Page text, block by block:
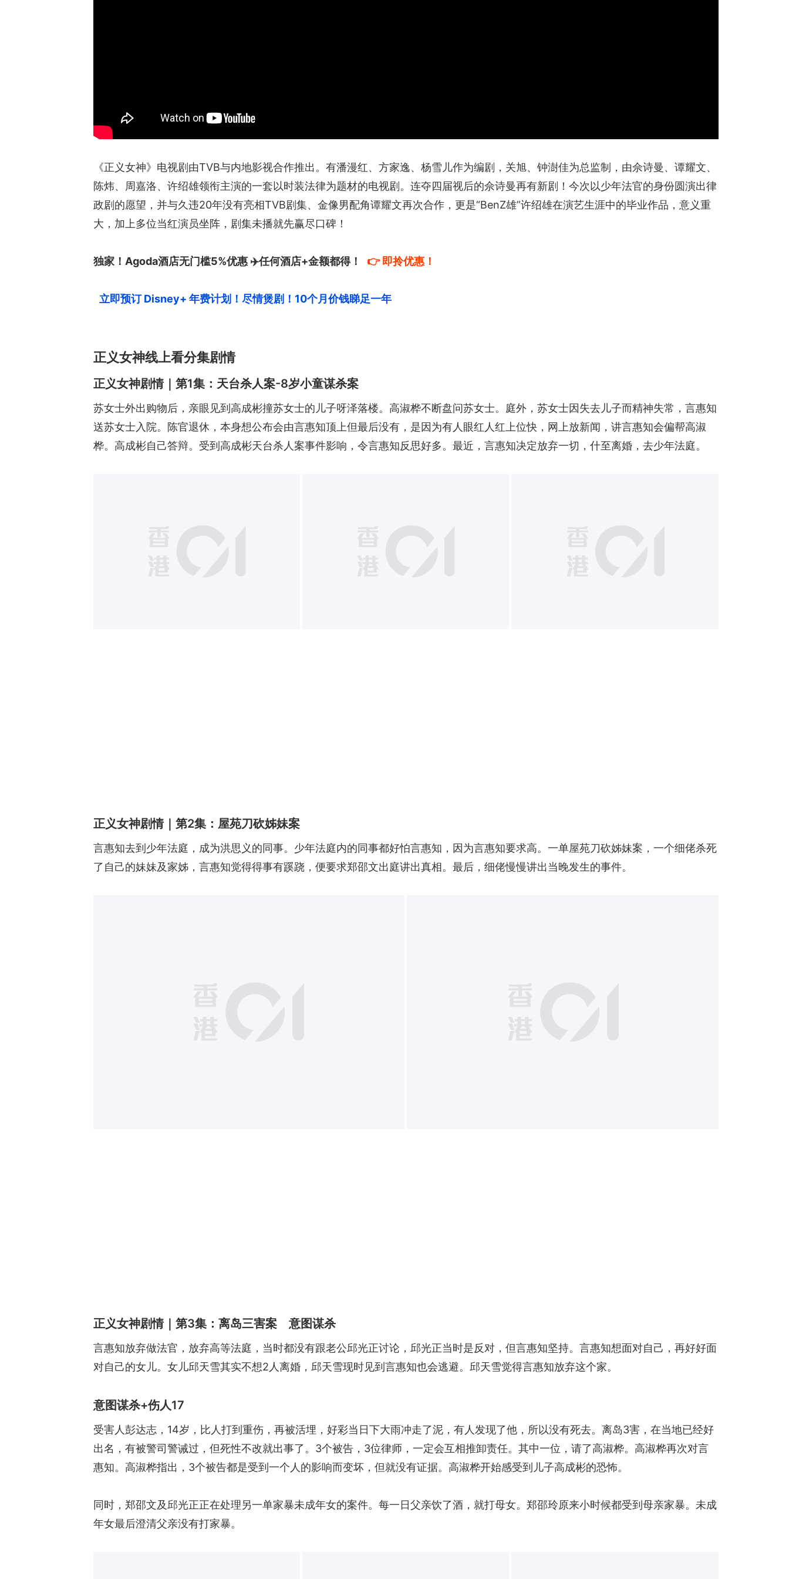
《正义女神》电视剧由TVB与内地影视合作推出。有潘漫红、方家逸、杨雪儿作为编剧，关旭、钟澍佳为总监制，由佘诗曼、谭耀文、
陈炜、周嘉洛、许绍雄领衔主演的一套以时装法律为题材的电视剧。连夺四届视后的佘诗曼再有新剧！今次以少年法官的身份圆演出律
政剧的愿望，并与久违20年没有亮相TVB剧集、金像男配角谭耀文再次合作，更是“BenZ雄”许绍雄在演艺生涯中的毕业作品，意义重
大，加上多位当红演员坐阵，剧集未播就先赢尽口碑！
独家！Agoda酒店无门槛5%优惠 ✈️任何酒店+金额都得！ 👉 即拎优惠！
立即预订 Disney+ 年费计划！尽情煲剧！10个月价钱睇足一年
正义女神线上看分集剧情
正义女神剧情｜第1集：天台杀人案-8岁小童谋杀案
苏女士外出购物后，亲眼见到高成彬撞苏女士的儿子呀泽落楼。高淑桦不断盘问苏女士。庭外，苏女士因失去儿子而精神失常，言惠知
送苏女士入院。陈官退休，本身想公布会由言惠知顶上但最后没有，是因为有人眼红人红上位快，网上放新闻，讲言惠知会偏帮高淑
桦。高成彬自己答辩。受到高成彬天台杀人案事件影响，令言惠知反思好多。最近，言惠知决定放弃一切，什至离婚，去少年法庭。
正义女神剧情｜第2集：屋苑刀砍姊妹案
言惠知去到少年法庭，成为洪思义的同事。少年法庭内的同事都好怕言惠知，因为言惠知要求高。一单屋苑刀砍姊妹案，一个细佬杀死
了自己的妹妹及家姊，言惠知觉得得事有蹊跷，便要求郑邵文出庭讲出真相。最后，细佬慢慢讲出当晚发生的事件。
正义女神剧情｜第3集：离岛三害案 意图谋杀
言惠知放弃做法官，放弃高等法庭，当时都没有跟老公邱光正讨论，邱光正当时是反对，但言惠知坚持。言惠知想面对自己，再好好面
对自己的女儿。女儿邱天雪其实不想2人离婚，邱天雪现时见到言惠知也会逃避。邱天雪觉得言惠知放弃这个家。
意图谋杀+伤人17
受害人彭达志，14岁，比人打到重伤，再被活埋，好彩当日下大雨冲走了泥，有人发现了他，所以没有死去。离岛3害，在当地已经好
出名，有被警司警诫过，但死性不改就出事了。3个被告，3位律师，一定会互相推卸责任。其中一位，请了高淑桦。高淑桦再次对言
惠知。高淑桦指出，3个被告都是受到一个人的影响而变坏，但就没有证据。高淑桦开始感受到儿子高成彬的恐怖。
同时，郑邵文及邱光正正在处理另一单家暴未成年女的案件。每一日父亲饮了酒，就打母女。郑邵玲原来小时候都受到母亲家暴。未成
年女最后澄清父亲没有打家暴。